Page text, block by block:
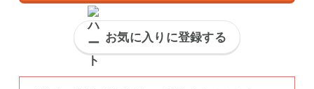
お気に入りに登録する